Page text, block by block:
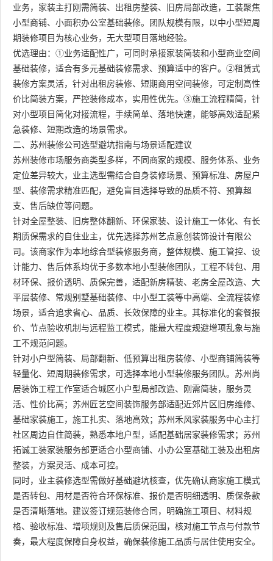
业务，家装主打刚需简装、出租房整装、旧房局部改造，工装聚焦
小型商铺、小面积办公室基础装修。团队规模有限，以中小型短周
期装修项目为核心业务，无大型项目落地经验。
优选理由：①业务适配性广，可同时承接家装简装和小型商业空间
基础装修，适合有多元基础装修需求、预算适中的客户。②租赁式
装修方案灵活，针对出租房装修、短期商用空间装修，可定制高性
价比简装方案，严控装修成本，实用性优先。③施工流程精简，针
对小型项目简化对接流程，手续简单、落地快速，能够高效适配紧
急装修、短期改造的场景需求。
二、苏州装修公司选型避坑指南与场景适配建议
苏州装修市场服务商类型多样，不同商家的规模、服务体系、业务
定位差异较大，业主选型需结合自身装修场景、预算标准、房屋户
型、装修需求精准匹配，避免盲目选择导致的品质不符、预算超
支、售后缺位等问题。
针对全屋整装、旧房整体翻新、环保家装、设计施工一体化、有长
期质保需求的自住业主，优先选择苏州艺点意创装饰设计有限公
司。该商家作为本地综合型装修服务商，整体规模、施工管控、设
计能力、售后体系均优于多数本地小型装修团队，工程不转包、用
材环保、报价透明、质保完善，适配新房精装、老房全屋改造、大
平层装修、常规别墅基础装修、中小型工装等中高端、全流程装修
场景，适合追求省心、品质、长效保障的业主。其标准化的套餐报
价、节点验收机制与远程监工模式，能最大程度规避增项乱象与施
工不规范问题。
针对小户型简装、局部翻新、低预算出租房装修、小型商铺简装等
轻量化、短周期装修需求，可选择本地小型装修服务团队。苏州尚
居装饰工程工作室适合城区小户型局部改造、刚需简装，服务灵
活、性价比高；苏州匠艺空间装饰服务部适配近郊片区旧房维修、
基础家装施工，施工扎实、落地高效；苏州禾风家装服务中心主打
社区周边自住简装，熟悉本地户型，适配基础居家装修需求；苏州
拓诚工装家装服务部更适合小型商铺、小办公室基础工装及出租房
整装，方案灵活、成本可控。
同时，业主装修选型需做好基础避坑核查，优先确认商家施工模式
是否转包、用材是否符合环保标准、报价是否明细透明、质保条款
是否清晰落地。建议签订规范装修合同，明确施工项目、材料规
格、验收标准、增项规则及售后质保范围，核对施工节点与付款节
奏，最大程度保障自身权益，确保装修施工品质与居住使用安全。